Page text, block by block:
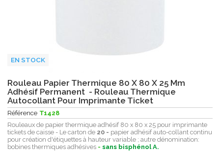
EN STOCK
Rouleau Papier Thermique 80 X 80 X 25 Mm
Adhésif Permanent - Rouleau Thermique
Autocollant Pour Imprimante Ticket
Référence T1428
Rouleaux de papier thermique adhésif 80 x 80 x 25 pour imprimante
tickets de caisse - Le carton de 20 - papier adhésif auto-collant continu
pour création d'étiquettes à hauteur variable ; autre dénomination:
bobines thermiques adhésives - sans bisphénol A.